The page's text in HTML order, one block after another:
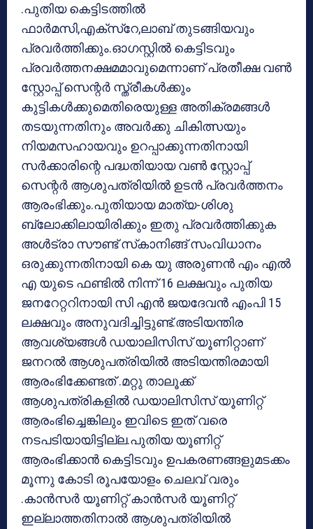
.പുതിയ കെട്ടിടത്തില്‍
ഫാര്‍മസി,എക്സ്റേ,ലാബ് തുടങ്ങിയവും
പ്രവര്‍ത്തിക്കും.ഓഗസ്റ്റില്‍ കെട്ടിടവും
പ്രവര്‍ത്തനക്ഷമമാവുമെന്നാണ് പ്രതീക്ഷ വണ്‍
സ്റ്റോപ്പ് സെന്റര്‍ സ്ത്രീകള്‍ക്കും
കുട്ടികള്‍ക്കുമെതിരെയുള്ള അതിക്രമങ്ങള്‍
തടയുന്നതിനും അവര്‍ക്കു ചികിത്സയും
നിയമസഹായവും ഉറപ്പാക്കുന്നതിനായി
സര്‍ക്കാരിന്റെ പദ്ധതിയായ വണ്‍ സ്റ്റോപ്പ്
സെന്റര്‍ ആശുപത്രിയില്‍ ഉടന്‍ പ്രവര്‍ത്തനം
ആരംഭിക്കും.പുതിയായ മാത്യ-ശിശു
ബ്ലോക്കിലായിരിക്കും ഇതു പ്രവര്‍ത്തിക്കുക
അള്‍ട്രാ സൗണ്ട് സ്‌കാനിങ്ങ് സംവിധാനം
ഒരുക്കുന്നതിനായി കെ യു അരുണന്‍ എം എല്‍
എ യുടെ ഫണ്ടില്‍ നിന്ന് 16 ലക്ഷവും പുതിയ
ജനറേറ്ററിനായി സി എന്‍ ജയദേവന്‍ എംപി 15
ലക്ഷവും അനുവദിച്ചിട്ടുണ്ട്.അടിയന്തിര
ആവശ്യങ്ങള്‍ ഡയാലിസിസ് യൂണിറ്റാണ്
ജനറല്‍ ആശുപത്രിയില്‍ അടിയന്തിരമായി
ആരംഭിക്കേണ്ടത് .മറ്റു താലൂക്ക്
ആശുപത്രികളില്‍ ഡയാലിസിസ് യൂണിറ്റ്
ആരംഭിച്ചെങ്കിലും ഇവിടെ ഇത് വരെ
നടപടിയായിട്ടില്ല.പുതിയ യൂണിറ്റ്
ആരംഭിക്കാന്‍ കെട്ടിടവും ഉപകരണങ്ങളുമടക്കം
മൂന്നു കോടി രൂപയോളം ചെലവ് വരും
.കാന്‍സര്‍ യൂണിറ്റ് കാന്‍സര്‍ യൂണിറ്റ്
ഇല്ലാത്തതിനാല്‍ ആശുപത്രിയില്‍